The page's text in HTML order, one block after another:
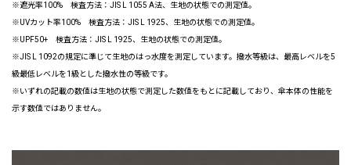
※遮光率100% 検査方法：JIS L 1055 A法、生地の状態での測定値。
※UVカット率100% 検査方法：JIS L 1925、生地の状態での測定値。
※UPF50+ 検査方法：JIS L 1925、生地の状態での測定値。
※JIS L 1092の規定に準じて生地のはっ水度を測定しています。撥水等級は、最高レベルを5
級最低レベルを1級とした撥水性の等級です。
※いずれの記載の数値は生地の状態で測定した数値をもとに記載しており、傘本体の性能を
示す数値ではありません。